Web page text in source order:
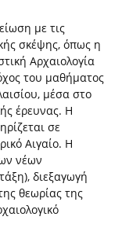
με τις
σκέψης, όπως η
Αρχαιολογία
του μαθήματος
μέσα στο
έρευνας. Η
σε
Αιγαίο. Η
νέων
διεξαγωγή
θεωρίας της